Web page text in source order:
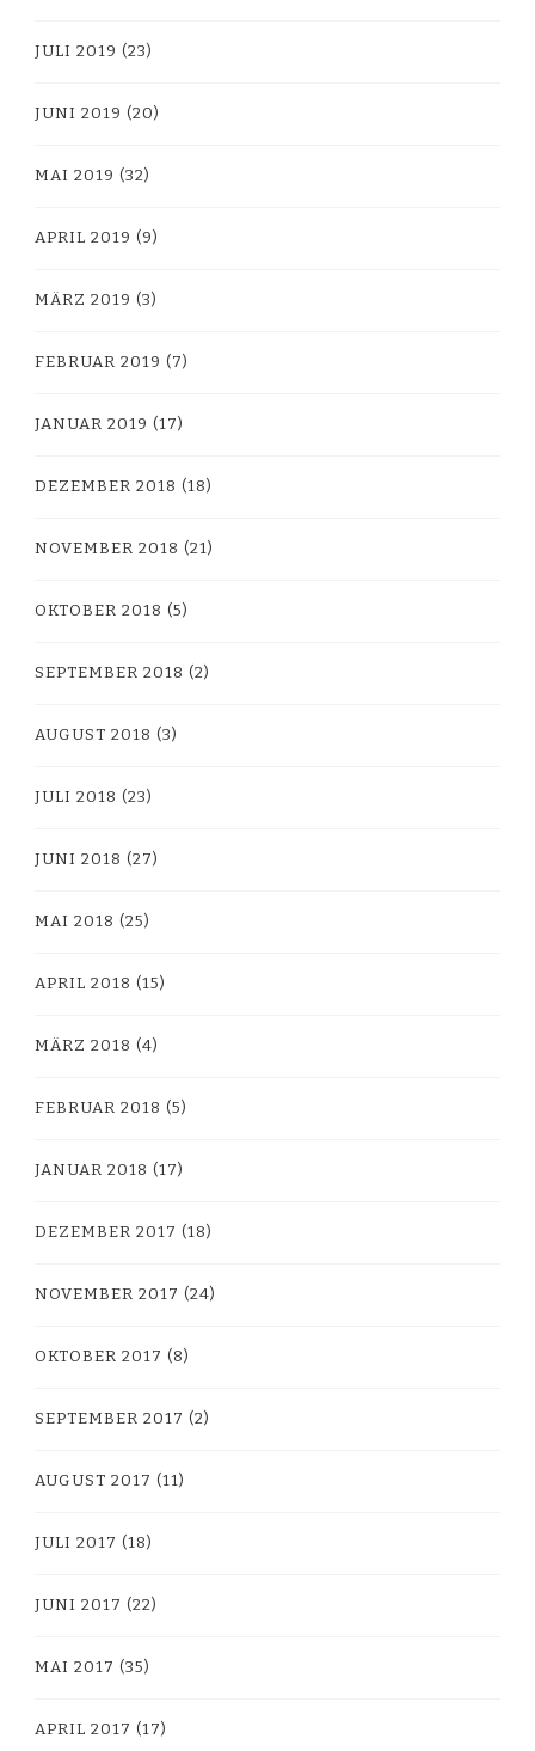
JULI 2019 (23)
JUNI 2019 (20)
MAI 2019 (32)
APRIL 2019 (9)
MÄRZ 2019 (3)
FEBRUAR 2019 (7)
JANUAR 2019 (17)
DEZEMBER 2018 (18)
NOVEMBER 2018 (21)
OKTOBER 2018 (5)
SEPTEMBER 2018 (2)
AUGUST 2018 (3)
JULI 2018 (23)
JUNI 2018 (27)
MAI 2018 (25)
APRIL 2018 (15)
MÄRZ 2018 (4)
FEBRUAR 2018 (5)
JANUAR 2018 (17)
DEZEMBER 2017 (18)
NOVEMBER 2017 (24)
OKTOBER 2017 (8)
SEPTEMBER 2017 (2)
AUGUST 2017 (11)
JULI 2017 (18)
JUNI 2017 (22)
MAI 2017 (35)
APRIL 2017 (17)